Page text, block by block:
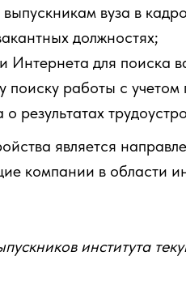
вуза в
должностях;
для поиска
поиску работы с
результатах
является
компании в области
института